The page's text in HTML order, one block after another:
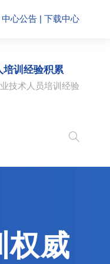
中心公告 | 下载中心
培训经验积累
技术人员培训经验
权威